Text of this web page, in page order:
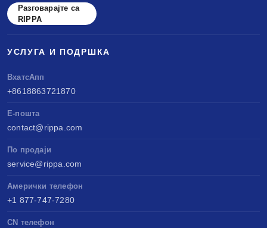
Разговарајте са
RIPPA
УСЛУГА И ПОДРШКА
ВхатсАпп
+8618863721870
Е-пошта
contact@rippa.com
По продаји
service@rippa.com
Амерички телефон
+1 877-747-7280
CN телефон